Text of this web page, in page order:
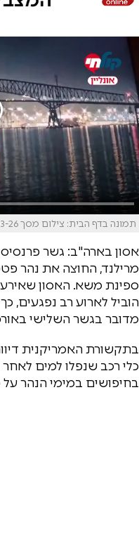
תמונה בדף הבית: צילום מסך 2024-03-26 103858
אסון בארה"ב: גשר
מרילנד, החוצה את נהר
הוביל לארוע רב נפגעים,
מדובר בגשר השלישי
בתקשורת האמריקנית
כלי רכב שנפלו למים
בחיפושים במימי הנהר